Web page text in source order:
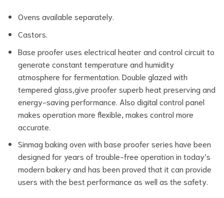
Ovens available separately.
Castors.
Base proofer uses electrical heater and control circuit to
generate constant temperature and humidity
atmosphere for fermentation. Double glazed with
tempered glass,give proofer superb heat preserving and
energy-saving performance. Also digital control panel
makes operation more flexible, makes control more
accurate.
Sinmag baking oven with base proofer series have been
designed for years of trouble-free operation in today’s
modern bakery and has been proved that it can provide
users with the best performance as well as the safety.